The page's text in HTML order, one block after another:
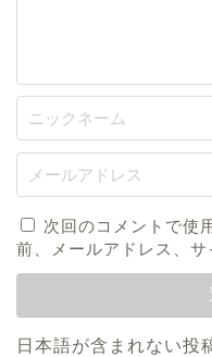
次回のコメントで使
前、メールアドレス、サ
日本語が含まれない投